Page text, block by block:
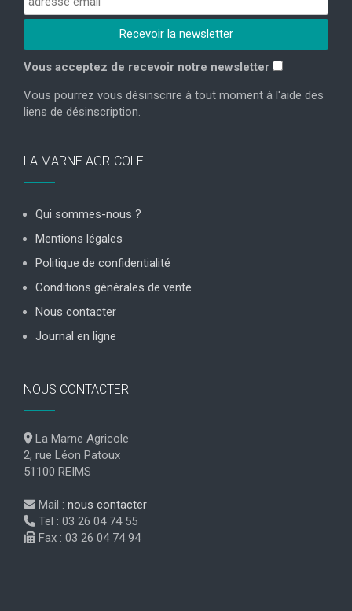
Vous acceptez de recevoir notre newsletter
Vous pourrez vous désinscrire à tout moment à l'aide des
liens de désinscription.
LA MARNE AGRICOLE
Qui sommes-nous ?
Mentions légales
Politique de confidentialité
Conditions générales de vente
Nous contacter
Journal en ligne
NOUS CONTACTER
La Marne Agricole
2, rue Léon Patoux
51100 REIMS
Mail : nous contacter
Tel : 03 26 04 74 55
Fax : 03 26 04 74 94